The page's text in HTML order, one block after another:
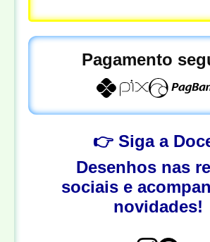
Pagamento
👉 Siga a
Desenhos nas
sociais e
novidades!